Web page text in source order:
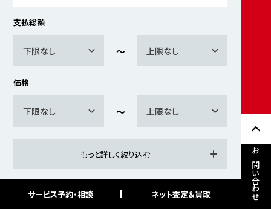
お問い合わせ
支払総額
下限なし 上限なし
価格
下限なし 上限なし
もっと詳しく絞り込む
検索
サービス予約・相談 ネット査定＆買取